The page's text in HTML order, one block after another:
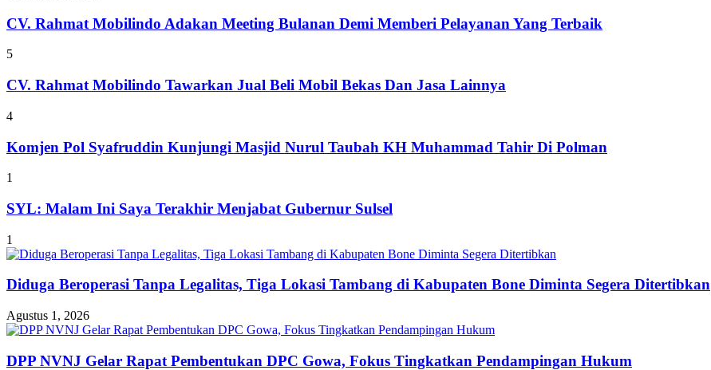
CV. Rahmat Mobilindo Adakan Meeting Bulanan Demi Memberi Pelayanan Yang Terbaik
5
CV. Rahmat Mobilindo Tawarkan Jual Beli Mobil Bekas Dan Jasa Lainnya
4
Komjen Pol Syafruddin Kunjungi Masjid Nurul Taubah KH Muhammad Tahir Di Polman
1
SYL: Malam Ini Saya Terakhir Menjabat Gubernur Sulsel
1
Diduga Beroperasi Tanpa Legalitas, Tiga Lokasi Tambang di Kabupaten Bone Diminta Segera Ditertibkan
Agustus 1, 2026
DPP NVNJ Gelar Rapat Pembentukan DPC Gowa, Fokus Tingkatkan Pendampingan Hukum